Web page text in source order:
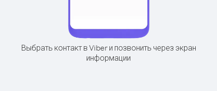
Выбрать контакт в Viber и позвонить через экран
информации